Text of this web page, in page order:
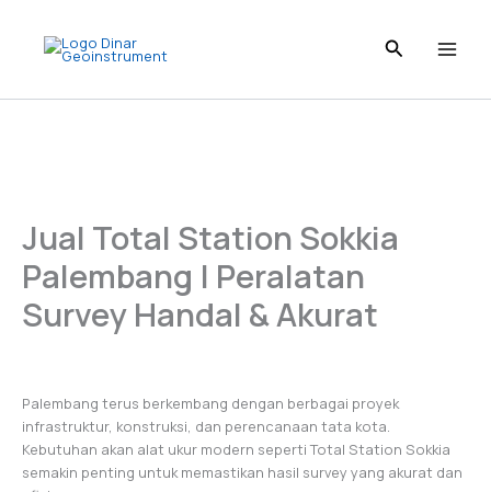
content
Jual Total Station Sokkia
Palembang | Peralatan
Survey Handal & Akurat
Palembang terus berkembang dengan berbagai proyek
infrastruktur, konstruksi, dan perencanaan tata kota.
Kebutuhan akan alat ukur modern seperti Total Station Sokkia
semakin penting untuk memastikan hasil survey yang akurat dan